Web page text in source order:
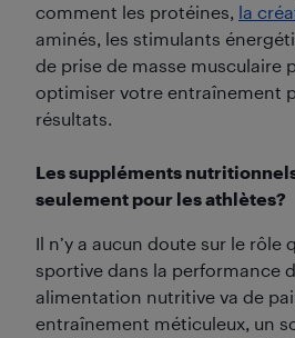
comment les protéines, la
aminés, les stimulants
de prise de masse musculaire
optimiser votre entraînement
résultats.
Les suppléments
seulement pour les athlètes?
Il n’y a aucun doute sur le rôle
sportive dans la performance
alimentation nutritive va de
entraînement méticuleux, un